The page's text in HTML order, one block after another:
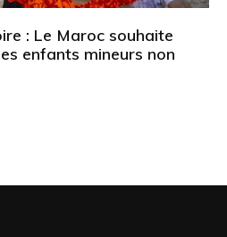
: Le Maroc souhaite
enfants mineurs non